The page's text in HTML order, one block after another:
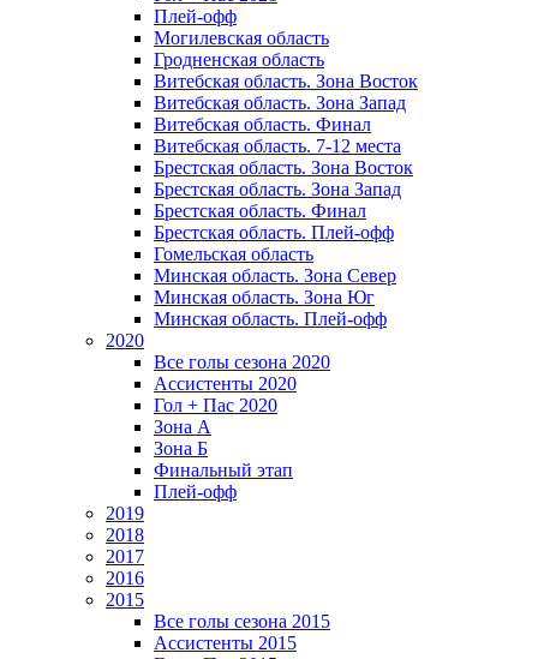
Плей-офф
Могилевская область
Гродненская область
Витебская область. Зона Восток
Витебская область. Зона Запад
Витебская область. Финал
Витебская область. 7-12 места
Брестская область. Зона Восток
Брестская область. Зона Запад
Брестская область. Финал
Брестская область. Плей-офф
Гомельская область
Минская область. Зона Север
Минская область. Зона Юг
Минская область. Плей-офф
2020
Все голы сезона 2020
Ассистенты 2020
Гол + Пас 2020
Зона А
Зона Б
Финальный этап
Плей-офф
2019
2018
2017
2016
2015
Все голы сезона 2015
Ассистенты 2015